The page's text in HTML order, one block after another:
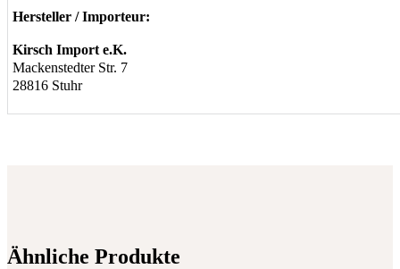
Hersteller / Importeur:
Kirsch Import e.K.
Mackenstedter Str. 7
28816 Stuhr
Ähnliche Produkte